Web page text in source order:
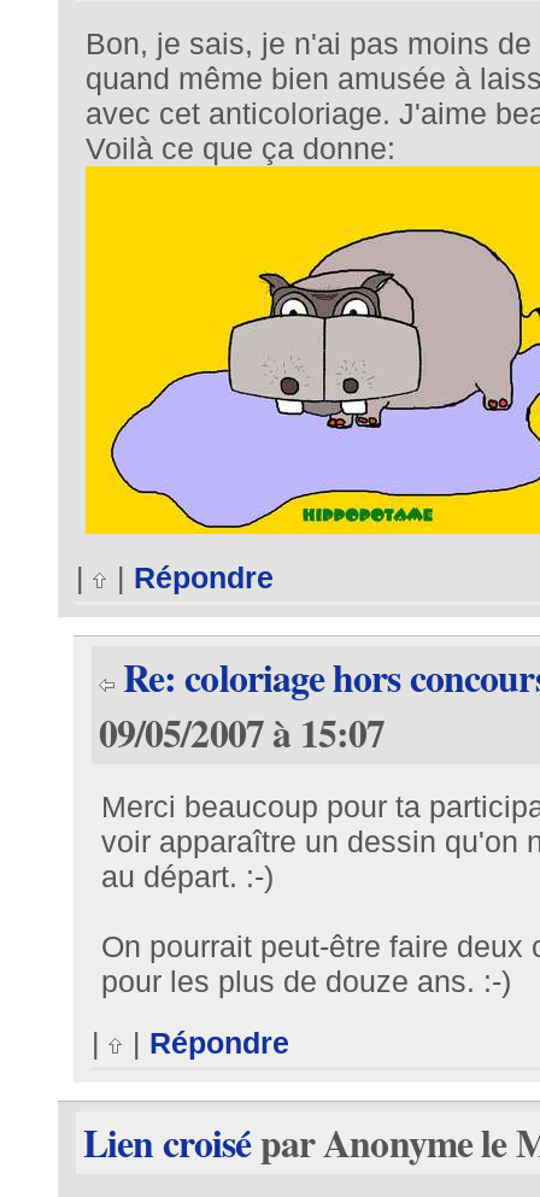
Bon, je sais, je n'ai pas moins
quand même bien amusée à
avec cet anticoloriage. J'aime
Voilà ce que ça donne:
| | Répondre
Re: coloriage hors
09/05/2007 à 15:07
Merci beaucoup pour ta
voir apparaître un dessin qu'on
au départ. :-)
On pourrait peut-être faire
pour les plus de douze ans. :-)
|
| Répondre
Lien croisépar Anonyme le